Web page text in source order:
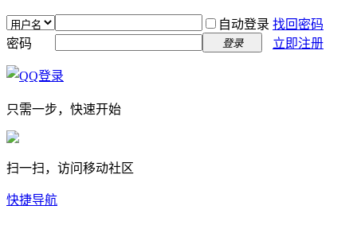
自动登录 找回密码
密码
登录 立即注册
只需一步，快速开始
扫一扫，访问移动社区
快捷导航